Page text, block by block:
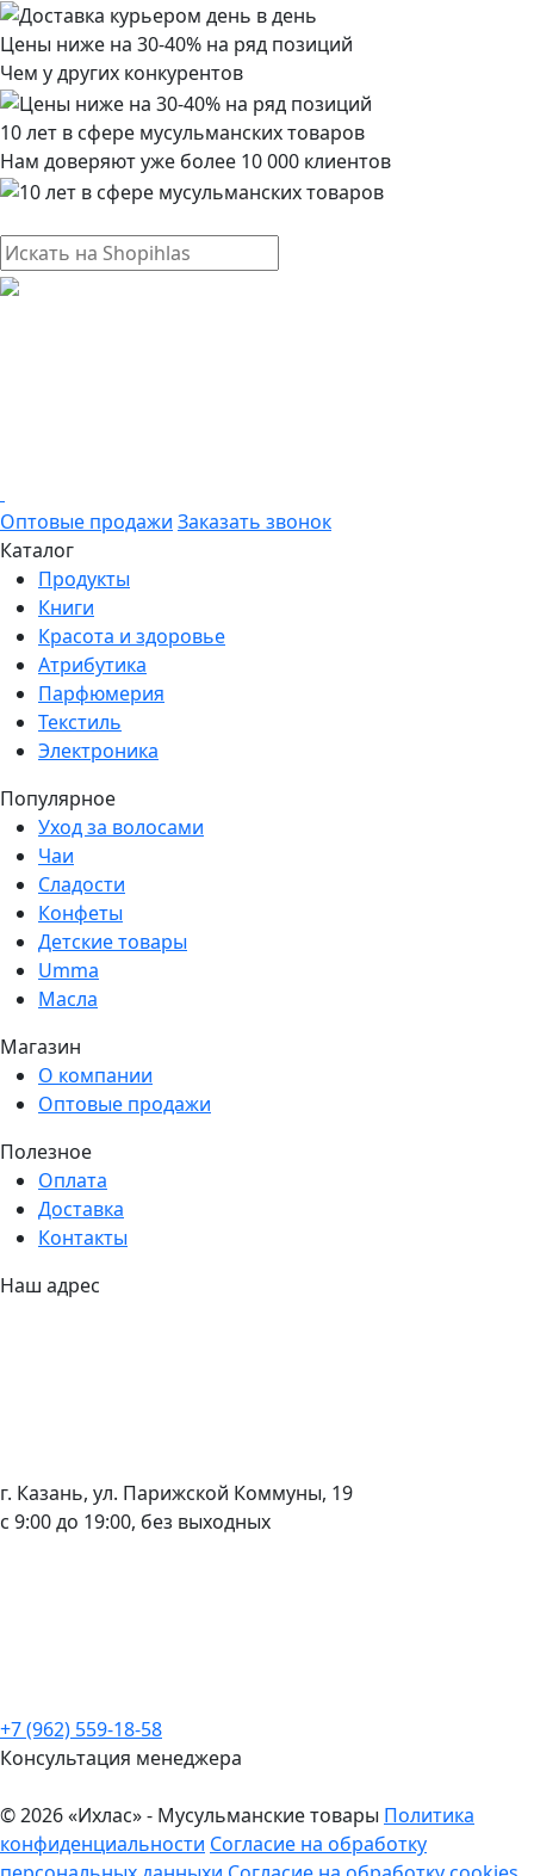
Цены ниже на 30-40% на ряд позиций
Чем у других конкурентов
10 лет в сфере мусульманских товаров
Нам доверяют уже более 10 000 клиентов
Оптовые продажи Заказать звонок
Каталог
Продукты
Книги
Красота и здоровье
Атрибутика
Парфюмерия
Текстиль
Электроника
Популярное
Уход за волосами
Чаи
Сладости
Конфеты
Детские товары
Umma
Масла
Магазин
О компании
Оптовые продажи
Полезное
Оплата
Доставка
Контакты
Наш адрес
г. Казань, ул. Парижской Коммуны, 19
с 9:00 до 19:00, без выходных
+7 (962) 559-18-58
Консультация менеджера
© 2026 «Ихлас» - Мусульманские товары Политика
конфиденциальности Согласие на обработку